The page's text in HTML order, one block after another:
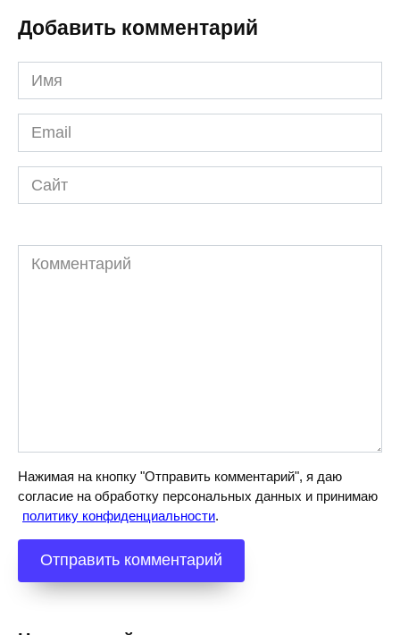
Добавить комментарий
Имя
*
Email
*
Сайт
Комментарий
Нажимая на кнопку "Отправить комментарий", я даю
согласие на обработку персональных данных и принимаю
политику конфиденциальности.